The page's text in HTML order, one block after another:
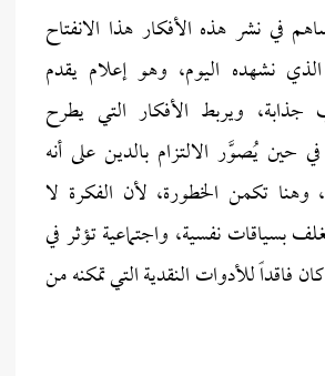
في نشر هذه الأفكار هذا الانفتاح
نشهده اليوم، وهو إعلام يقدم
جذابة، ويربط الأفكار التي يطرح
حين يُصوَّر الالتزام بالدين على أنه
وهنا تكمن الخطورة، لأن الفكرة لا
بسياقات نفسية، واجتماعية تؤثر في
فاقداً للأدوات النقدية التي تمكنه من